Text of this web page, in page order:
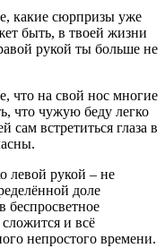
какие сюрпризы уже
быть, в твоей жизни
рукой ты больше не
что на свой нос многие
что чужую беду легко
сам встретиться глаза в
левой рукой – не
доле
беспросветное
и всё
непростого времени.